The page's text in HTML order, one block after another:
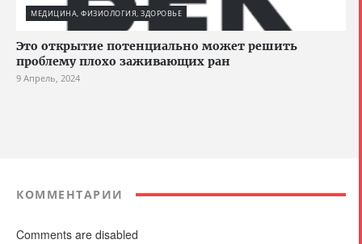
МЕДИЦИНА, ФИЗИОЛОГИЯ, ЗДОРОВЬЕ
Это открытие потенциально может решить
проблему плохо заживающих ран
9 Апрель, 2024
КОММЕНТАРИИ
Comments are disabled